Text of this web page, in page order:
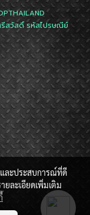
สวัสดิ์ รหัสไปรษณีย์
ละประสบการณ์ที่ดี
ยละเอียดเพิ่มเติม